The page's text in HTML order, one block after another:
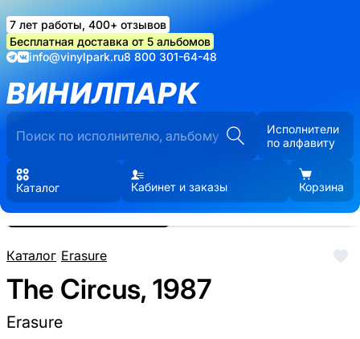
7 лет работы, 400+ отзывов
Бесплатная доставка от 5 альбомов
info@vinylpark.ru8 800 301-64-48
ВИНИЛПАРК
Исполнители
по алфавиту
Каталог Кабинет и заказы Корзина
Каталог/Erasure
The Circus, 1987
Erasure
Реальные фото пластинки.
Нажмите, чтобы увеличить